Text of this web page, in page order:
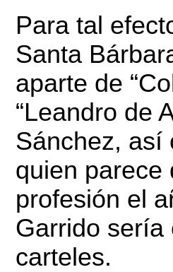
Para tal
Santa
aparte de
“Leandro de
Sánchez, así
quien parece
profesión el
Garrido sería
carteles.